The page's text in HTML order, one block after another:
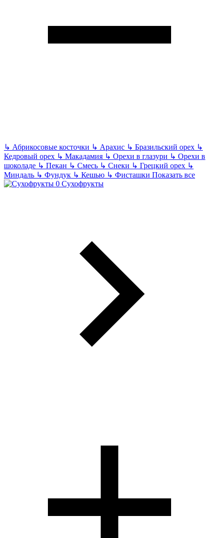
↳ Абрикосовые косточки ↳ Арахис ↳ Бразильский орех ↳
Кедровый орех ↳ Макадамия ↳ Орехи в глазури ↳ Орехи в
шоколаде ↳ Пекан ↳ Смесь ↳ Снеки ↳ Грецкий орех ↳
Миндаль ↳ Фундук ↳ Кешью ↳ Фисташки Показать все
Сухофрукты